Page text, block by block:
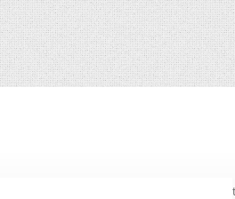
Politique de